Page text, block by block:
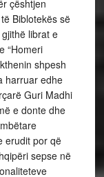
çështjen
Biblotekës së
librat e
“Homeri
shpesh
harruar edhe
Guri Madhi
e donte dhe
erudit por që
sepse në